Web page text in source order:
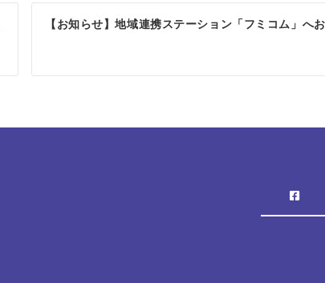
【お知らせ】地域連携ステーション「フミコム」へ